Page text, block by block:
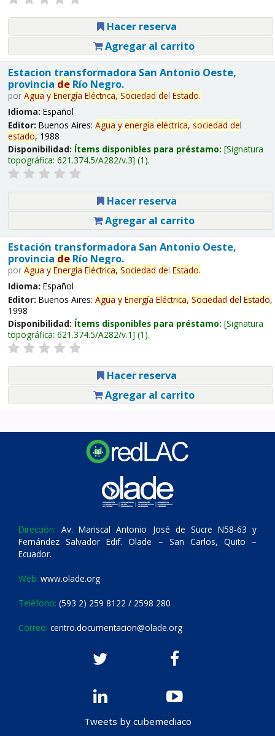
Hacer reserva
Agregar al carrito
Estacion transformadora San Antonio Oeste,
provincia deRío Negro.
por Agua y Energía Eléctrica, Sociedad del Estado.
Idioma: Español
Editor: Buenos Aires: Agua y energía eléctrica, sociedad del
estado, 1988
Disponibilidad: Ítems disponibles para préstamo: Signatura
topográfica: 621.374.5/A282/v.3 (1).
Hacer reserva
Agregar al carrito
Estación transformadora San Antonio Oeste,
provincia deRío Negro.
por Agua y Energía Eléctrica, Sociedad del Estado.
Idioma: Español
Editor: Buenos Aires: Agua y Energía Eléctrica, Sociedad del Estado,
1998
Disponibilidad: Ítems disponibles para préstamo: Signatura
topográfica: 621.374.5/A282/v.1 (1).
Hacer reserva
Agregar al carrito
Dirección: Av. Mariscal Antonio José de Sucre N58-63 y
Fernández Salvador Edif. Olade – San Carlos, Quito –
Ecuador.
Web: www.olade.org
Teléfono: (593 2) 259 8122 / 2598 280
Correo: centro.documentacion@olade.org
Tweets by cubemediaco